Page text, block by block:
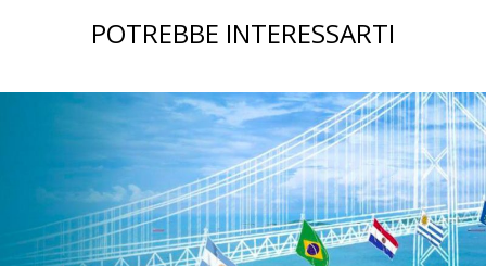
POTREBBE INTERESSARTI